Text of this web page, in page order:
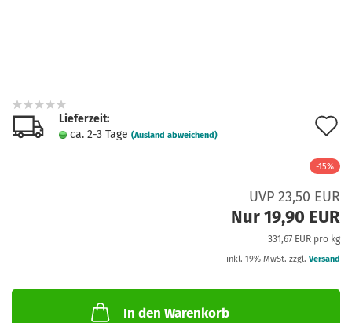
Lieferzeit:
ca. 2-3 Tage (Ausland abweichend)
-15%
UVP 23,50 EUR
Nur 19,90 EUR
331,67 EUR pro kg
inkl. 19% MwSt. zzgl. Versand
In den Warenkorb